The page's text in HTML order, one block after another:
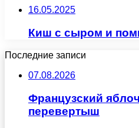
16.05.2025
Киш с сыром и
Последние записи
07.08.2026
Французский
перевертыш